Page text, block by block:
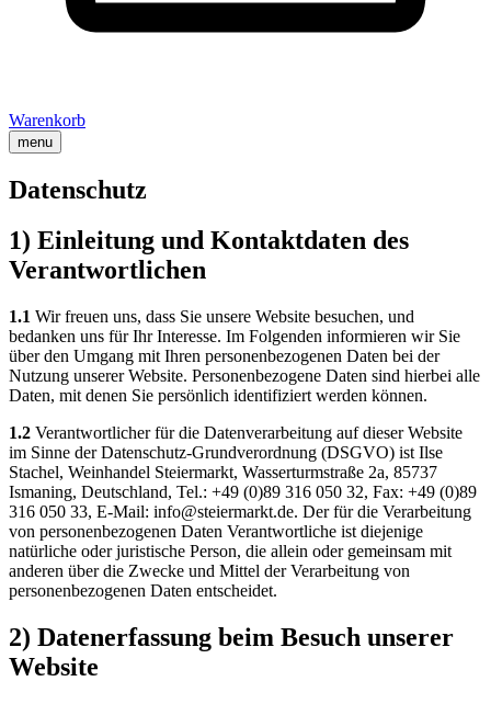
Warenkorb
menu
Datenschutz
1) Einleitung und Kontaktdaten des
Verantwortlichen
1.1 Wir freuen uns, dass Sie unsere Website besuchen, und
bedanken uns für Ihr Interesse. Im Folgenden informieren wir Sie
über den Umgang mit Ihren personenbezogenen Daten bei der
Nutzung unserer Website. Personenbezogene Daten sind hierbei alle
Daten, mit denen Sie persönlich identifiziert werden können.
1.2 Verantwortlicher für die Datenverarbeitung auf dieser Website
im Sinne der Datenschutz-Grundverordnung (DSGVO) ist Ilse
Stachel, Weinhandel Steiermarkt, Wasserturmstraße 2a, 85737
Ismaning, Deutschland, Tel.: +49 (0)89 316 050 32, Fax: +49 (0)89
316 050 33, E-Mail: info@steiermarkt.de. Der für die Verarbeitung
von personenbezogenen Daten Verantwortliche ist diejenige
natürliche oder juristische Person, die allein oder gemeinsam mit
anderen über die Zwecke und Mittel der Verarbeitung von
personenbezogenen Daten entscheidet.
2) Datenerfassung beim Besuch unserer
Website